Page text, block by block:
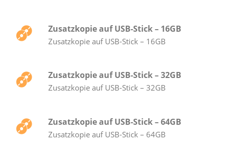
Zusatzkopie auf USB-Stick – 16GB
Zusatzkopie auf USB-Stick – 16GB
Zusatzkopie auf USB-Stick – 32GB
Zusatzkopie auf USB-Stick – 32GB
Zusatzkopie auf USB-Stick – 64GB
Zusatzkopie auf USB-Stick – 64GB